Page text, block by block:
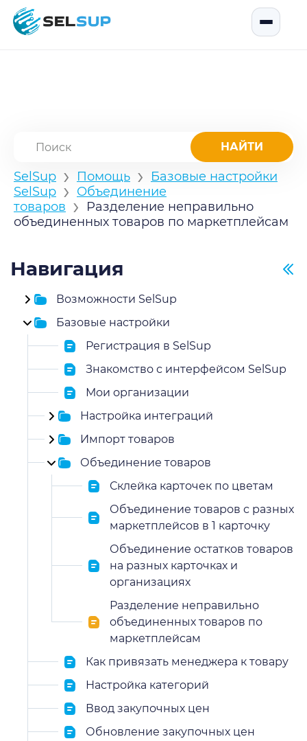
SelSup
SelSup › Помощь ›
Базовые настройки
SelSup › Объединение
товаров › Разделение неправильно
объединенных товаров по маркетплейсам
Навигация
Возможности SelSup
Базовые настройки
Регистрация в SelSup
Знакомство с интерфейсом SelSup
Мои организации
Настройка интеграций
Импорт товаров
Объединение товаров
Склейка карточек по цветам
Объединение товаров с разных
маркетплейсов в 1 карточку
Объединение остатков товаров
на разных карточках и
организациях
Разделение неправильно
объединенных товаров по
маркетплейсам
Как привязать менеджера к товару
Настройка категорий
Ввод закупочных цен
Обновление закупочных цен